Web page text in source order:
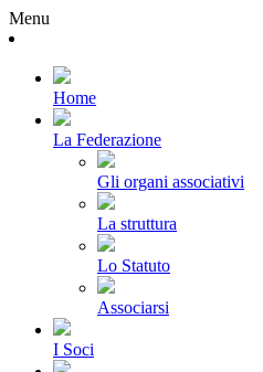
Menu
Home
La Federazione
Gli organi associativi
La struttura
Lo Statuto
Associarsi
I Soci